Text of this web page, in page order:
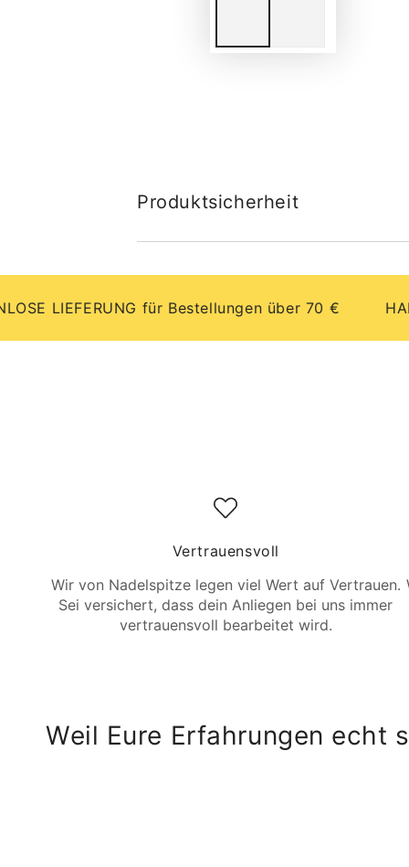
Produktsicherheit
LIEFERUNG für Bestellungen über 70 €
Vertrauensvoll
Wir von Nadelspitze legen viel Wert auf Vertrauen.
Sei versichert, dass dein Anliegen bei uns immer
vertrauensvoll bearbeitet wird.
Weil Eure Erfahrungen echt